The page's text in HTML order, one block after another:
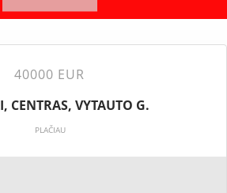
40000 EUR
CENTRAS, VYTAUTO G.
PLAČIAU